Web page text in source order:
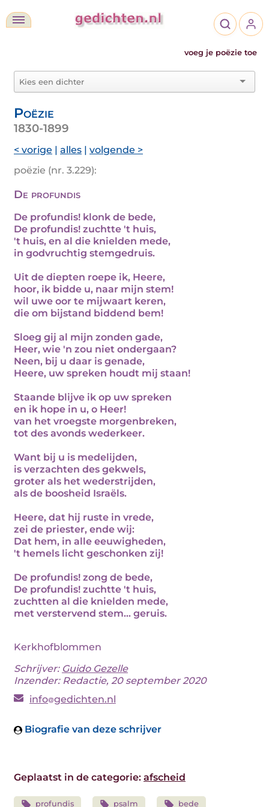
voeg je poëzie toe
Poëzie
1830-1899
< vorige | alles | volgende >
poëzie (nr. 3.229):
De profundis
De profundis! klonk de bede,
De profundis! zuchtte 't huis,
't huis, en al die knielden mede,
in godvruchtig stemgedruis.
Uit de diepten roepe ik, Heere,
hoor, ik bidde u, naar mijn stem!
wil uwe oor te mijwaart keren,
die om bijstand biddend bem!
Sloeg gij al mijn zonden gade,
Heer, wie 'n zou niet ondergaan?
Neen, bij u daar is genade,
Heere, uw spreken houdt mij staan!
Staande blijve ik op uw spreken
en ik hope in u, o Heer!
van het vroegste morgenbreken,
tot des avonds wederkeer.
Want bij u is medelijden,
is verzachten des gekwels,
groter als het wederstrijden,
als de boosheid Israëls.
Heere, dat hij ruste in vrede,
zei de priester, ende wij:
Dat hem, in alle eeuwigheden,
't hemels licht geschonken zij!
De profundis! zong de bede,
De profundis! zuchtte 't huis,
zuchtten al die knielden mede,
met verstervend stem... geruis.
Kerkhofblommen
Schrijver: Guido Gezelle
Inzender: Redactie, 20 september 2020
info gedichten.nl
Biografie van deze schrijver
Geplaatst in de categorie: afscheid
profundis psalm bede